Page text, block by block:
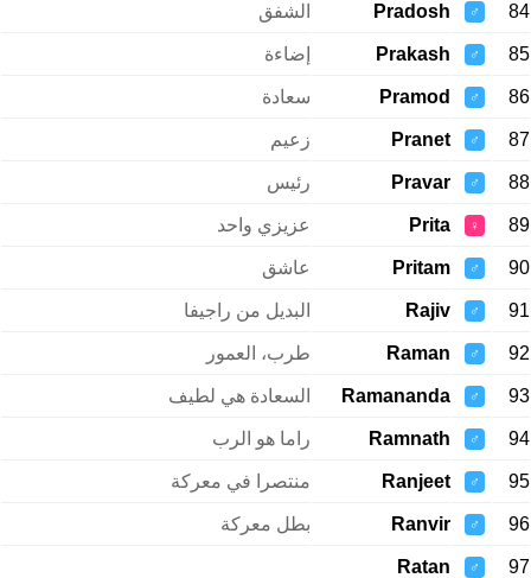
84
♂
Pradosh الشفق
85
♂
Prakash إضاءة
86
♂
Pramod سعادة
87
♂
Pranet زعيم
88
♂
Pravar رئيس
89
♀
Prita عزيزي واحد
90
♂
Pritam عاشق
91
♂
Rajiv البديل من راجيفا
92
♂
Raman طرب، العمور
93
♂
Ramananda السعادة هي لطيف
94
♂
Ramnath راما هو الرب
95
♂
Ranjeet منتصرا في معركة
96
♂
Ranvir بطل معركة
97
♂
Ratan